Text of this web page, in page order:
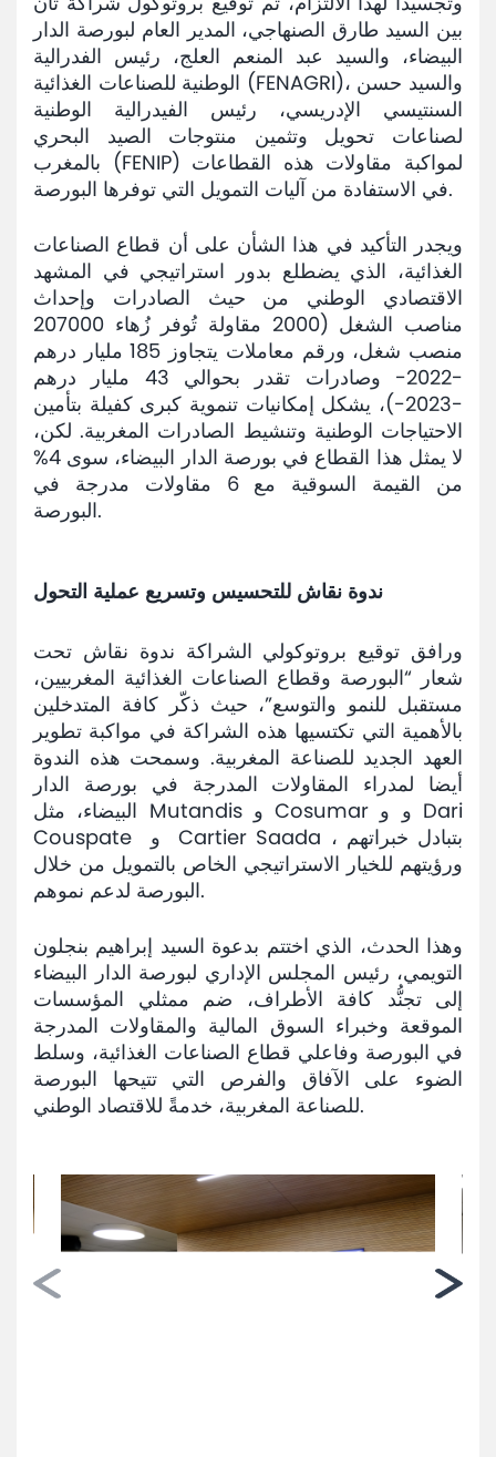
بين السيد طارق الصنهاجي، المدير العام لبورصة الدار
البيضاء، والسيد عبد المنعم العلج، رئيس الفدرالية
الوطنية للصناعات الغذائية (FENAGRI)، والسيد حسن
السنتيسي الإدريسي، رئيس الفيدرالية الوطنية
لصناعات تحويل وتثمين منتوجات الصيد البحري
بالمغرب (FENIP) لمواكبة مقاولات هذه القطاعات
في الاستفادة من آليات التمويل التي توفرها البورصة.
ويجدر التأكيد في هذا الشأن على أن قطاع الصناعات
الغذائية، الذي يضطلع بدور استراتيجي في المشهد
الاقتصادي الوطني من حيث الصادرات وإحداث
مناصب الشغل (2000 مقاولة تُوفر زُهاء 207000
منصب شغل، ورقم معاملات يتجاوز 185 مليار درهم
-2022- وصادرات تقدر بحوالي 43 مليار درهم
-2023-)، يشكل إمكانيات تنموية كبرى كفيلة بتأمين
الاحتياجات الوطنية وتنشيط الصادرات المغربية. لكن،
لا يمثل هذا القطاع في بورصة الدار البيضاء، سوى 4%
من القيمة السوقية مع 6 مقاولات مدرجة في
البورصة.
ندوة نقاش للتحسيس وتسريع عملية التحول
ورافق توقيع بروتوكولي الشراكة ندوة نقاش تحت
شعار “البورصة وقطاع الصناعات الغذائية المغربيين،
مستقبل للنمو والتوسع”، حيث ذكّر كافة المتدخلين
بالأهمية التي تكتسيها هذه الشراكة في مواكبة تطوير
العهد الجديد للصناعة المغربية. وسمحت هذه الندوة
أيضا لمدراء المقاولات المدرجة في بورصة الدار
البيضاء، مثل Mutandis و Cosumar و و Dari
Couspate و Cartier Saada ، بتبادل خبراتهم
ورؤيتهم للخيار الاستراتيجي الخاص بالتمويل من خلال
البورصة لدعم نموهم.
وهذا الحدث، الذي اختتم بدعوة السيد إبراهيم بنجلون
التويمي، رئيس المجلس الإداري لبورصة الدار البيضاء
إلى تجنُّد كافة الأطراف، ضم ممثلي المؤسسات
الموقعة وخبراء السوق المالية والمقاولات المدرجة
في البورصة وفاعلي قطاع الصناعات الغذائية، وسلط
الضوء على الآفاق والفرص التي تتيحها البورصة
للصناعة المغربية، خدمةً للاقتصاد الوطني.